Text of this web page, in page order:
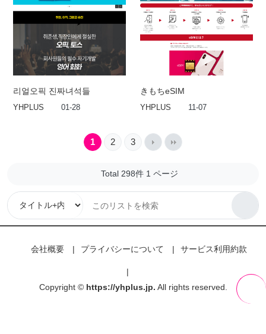
리얼오픽 진짜녀석들
YHPLUS 01-28
きもちeSIM
YHPLUS 11-07
1 2 3
Total 298件1 ページ
会社概要 プライバシーについて サービス利用約款
Copyright © https://yhplus.jp. All rights reserved.